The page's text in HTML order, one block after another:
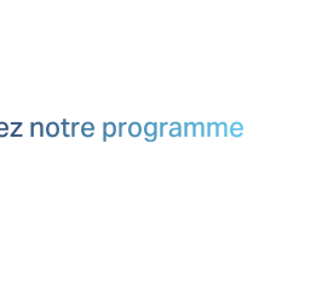
notre programme